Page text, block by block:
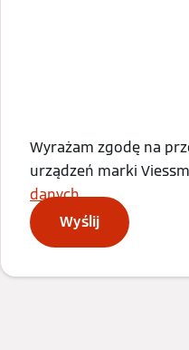
Wyrażam zgodę na
urządzeń marki
danych.
Wyślij